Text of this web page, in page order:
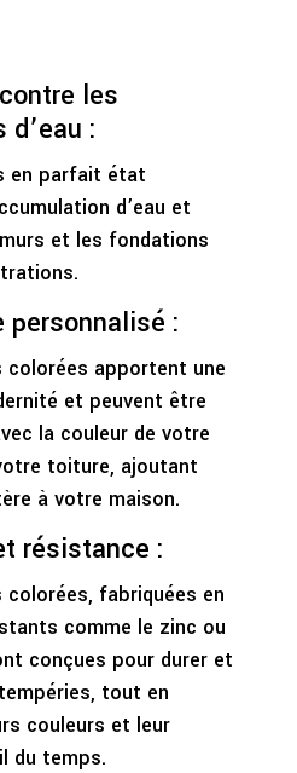
les
:
en parfait état
d’eau et
et les fondations
personnalisé :
apportent une
et peuvent être
la couleur de votre
toiture, ajoutant
à votre maison.
résistance :
fabriquées en
comme le zinc ou
conçues pour durer et
tout en
couleurs et leur
du temps.